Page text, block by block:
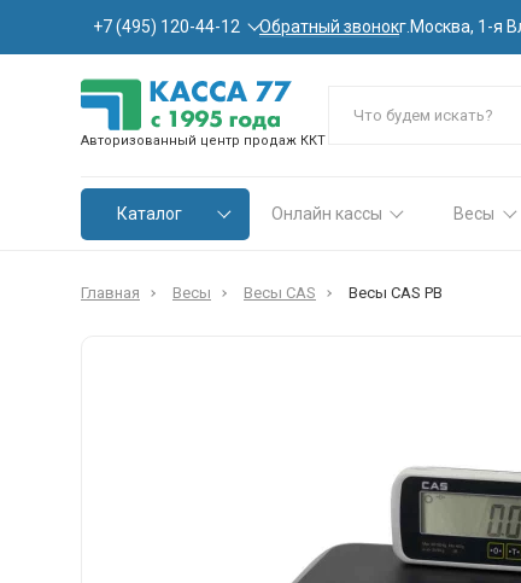
+7 (495) 120-44-12 Обратный звонокг.Москва, 1-я
Авторизованный центр продаж ККТ
Каталог Онлайн кассы Весы
Главная Весы Весы CAS Весы CAS PB